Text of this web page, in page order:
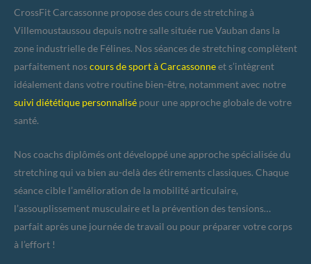
CrossFit Carcassonne propose des cours de stretching à
Villemoustaussou depuis notre salle située rue Vauban dans la
zone industrielle de Félines. Nos séances de stretching complètent
parfaitement noscours de sport à Carcassonneet s’intègrent
idéalement dans votre routine bien-être, notamment avec notre
suivi diététique personnalisé pour une approche globale de votre
santé.
Nos coachs diplômés ont développé une approche spécialisée du
stretching qui va bien au-delà des étirements classiques. Chaque
séance cible l’amélioration de la mobilité articulaire,
l’assouplissement musculaire et la prévention des tensions…
parfait après une journée de travail ou pour préparer votre corps
à l’effort !